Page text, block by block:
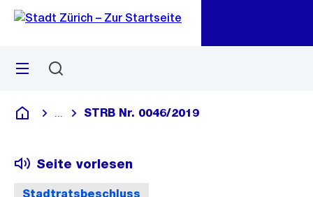
Navigation
Sprunglink
Menü
Deutsch
Blende alle Breadcrumbs ein
STRB Nr. 0046/2019
Stadtratsbeschluss
Seite vorlesen